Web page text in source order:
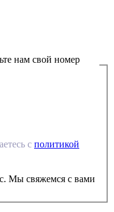
нам свой номер
с политикой
Мы свяжемся с вами